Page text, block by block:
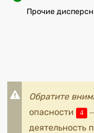
Прочие
Обратите
опасности
4
деятельность